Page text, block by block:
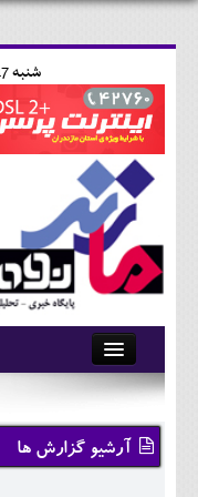
شنبه 17 مرداد 1405-3:14-
آرشیو
تماس با ما
وبلاگ
آرشیو گزارش ها